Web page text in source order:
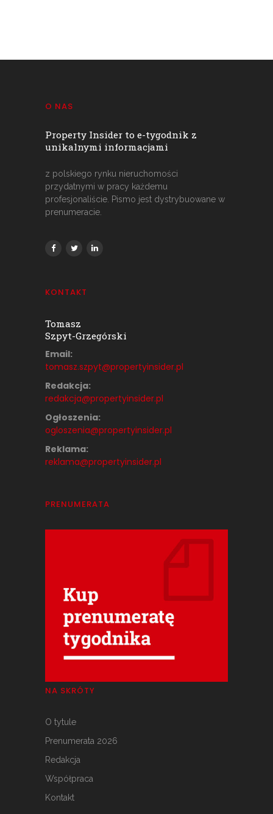
O NAS
Property Insider to e-tygodnik z
unikalnymi informacjami
z polskiego rynku nieruchomości
przydatnymi w pracy każdemu
profesjonaliście. Pismo jest dystrybuowane w
prenumeracie.
KONTAKT
Tomasz
Szpyt-Grzegórski
Email:
tomasz.szpyt@propertyinsider.pl
Redakcja:
redakcja@propertyinsider.pl
Ogłoszenia:
ogloszenia@propertyinsider.pl
Reklama:
reklama@propertyinsider.pl
PRENUMERATA
NA SKRÓTY
O tytule
Prenumerata 2026
Redakcja
Współpraca
Kontakt